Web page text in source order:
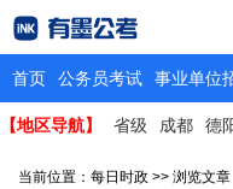
首页 公务员考试 事业单位
【地区导航】 省级 成都 德
当前位置： 每日时政 >> 浏览文章